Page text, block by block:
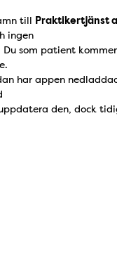
till Praktikertjänst
ingen
som patient
har appen
den, dock